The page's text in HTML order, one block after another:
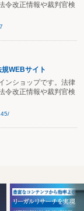
令改正情報や裁判官検
WEBサイト
ンショップです。法律
令改正情報や裁判官検